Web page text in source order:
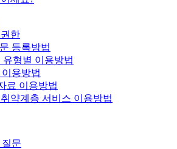
한
등록방법
유형별 이용방법
용방법
료 이용방법
약계층 서비스 이용방법
문